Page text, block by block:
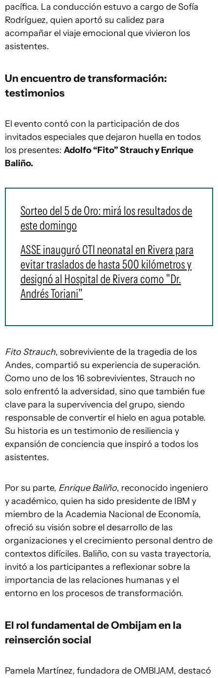
pacífica. La conducción estuvo a cargo de Sofía
Rodríguez, quien aportó su calidez para
acompañar el viaje emocional que vivieron los
asistentes.
Un encuentro de transformación:
testimonios
El evento contó con la participación de dos
invitados especiales que dejaron huella en todos
los presentes: Adolfo “Fito” Strauch y Enrique
Baliño.
Sorteo del 5 de Oro: mirá los resultados de
este domingo
ASSE inauguró CTI neonatal en Rivera para
evitar traslados de hasta 500 kilómetros y
designó al Hospital de Rivera como "Dr.
Andrés Toriani"
Fito Strauch, sobreviviente de la tragedia de los
Andes, compartió su experiencia de superación.
Como uno de los 16 sobrevivientes, Strauch no
solo enfrentó la adversidad, sino que también fue
clave para la supervivencia del grupo, siendo
responsable de convertir el hielo en agua potable.
Su historia es un testimonio de resiliencia y
expansión de conciencia que inspiró a todos los
asistentes.
Por su parte, Enrique Baliño, reconocido ingeniero
y académico, quien ha sido presidente de IBM y
miembro de la Academia Nacional de Economía,
ofreció su visión sobre el desarrollo de las
organizaciones y el crecimiento personal dentro de
contextos difíciles. Baliño, con su vasta trayectoria,
invitó a los participantes a reflexionar sobre la
importancia de las relaciones humanas y el
entorno en los procesos de transformación.
El rol fundamental de Ombijam en la
reinserción social
Pamela Martínez, fundadora de OMBIJAM, destacó